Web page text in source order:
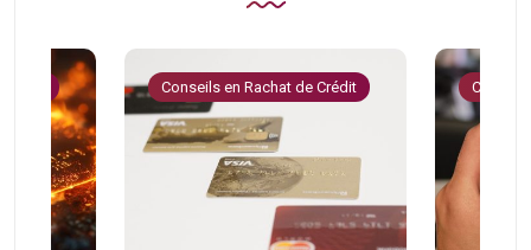
Conseils en Rachat de Crédit